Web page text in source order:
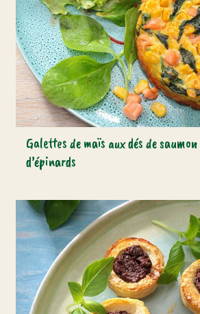
Galettes de maïs aux dés de
d’épinards